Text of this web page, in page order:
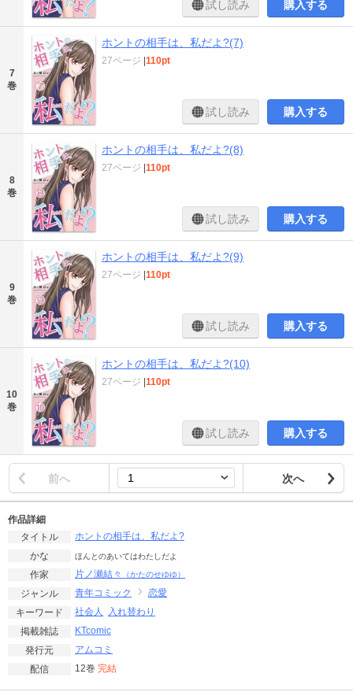
試し読み 購入する
7
巻
ホントの相手は、私だよ?(7)
27ページ |110pt
試し読み 購入する
8
巻
ホントの相手は、私だよ?(8)
27ページ |110pt
試し読み 購入する
9
巻
ホントの相手は、私だよ?(9)
27ページ |110pt
試し読み 購入する
10
巻
ホントの相手は、私だよ?(10)
27ページ |110pt
試し読み 購入する
前へ 次へ
作品詳細
タイトル
ホントの相手は、私だよ?
かな
ほんとのあいてはわたしだよ
作家 片ノ瀬結々 （かたのせゆゆ）
ジャンル 青年コミック
恋愛
キーワード
社会人
入れ替わり
掲載雑誌
KTcomic
発行元
アムコミ
配信
12巻 完結